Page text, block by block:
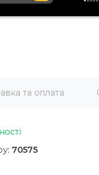
та оплата
70575